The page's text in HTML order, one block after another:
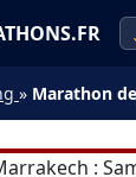
» Marathon